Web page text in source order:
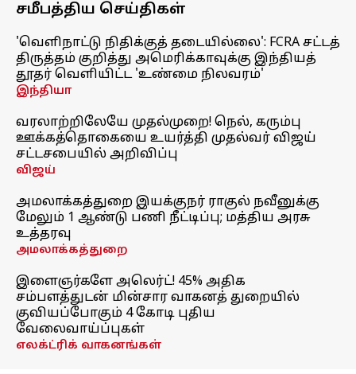
சமீபத்திய செய்திகள்
'வெளிநாட்டு நிதிக்குத் தடையில்லை': FCRA சட்டத்
திருத்தம் குறித்து அமெரிக்காவுக்கு இந்தியத்
தூதர் வெளியிட்ட 'உண்மை நிலவரம்'
இந்தியா
வரலாற்றிலேயே முதல்முறை! நெல், கரும்பு
ஊக்கத்தொகையை உயர்த்தி முதல்வர் விஜய்
சட்டசபையில் அறிவிப்பு
விஜய்
அமலாக்கத்துறை இயக்குநர் ராகுல் நவீனுக்கு
மேலும் 1 ஆண்டு பணி நீட்டிப்பு; மத்திய அரசு
உத்தரவு
அமலாக்கத்துறை
இளைஞர்களே அலெர்ட்! 45% அதிக
சம்பளத்துடன் மின்சார வாகனத் துறையில்
குவியப்போகும் 4 கோடி புதிய
வேலைவாய்ப்புகள்
எலக்ட்ரிக் வாகனங்கள்